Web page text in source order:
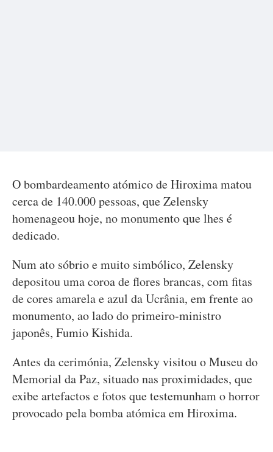
O bombardeamento atómico de Hiroxima matou
cerca de 140.000 pessoas, que Zelensky
homenageou hoje, no monumento que lhes é
dedicado.
Num ato sóbrio e muito simbólico, Zelensky
depositou uma coroa de flores brancas, com fitas
de cores amarela e azul da Ucrânia, em frente ao
monumento, ao lado do primeiro-ministro
japonês, Fumio Kishida.
Antes da cerimónia, Zelensky visitou o Museu do
Memorial da Paz, situado nas proximidades, que
exibe artefactos e fotos que testemunham o horror
provocado pela bomba atómica em Hiroxima.